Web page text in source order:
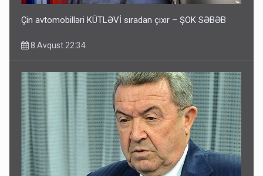
Çin avtomobilləri KÜTLƏVİ sıradan çıxır – ŞOK SƏBƏB
8 Avqust 22:34